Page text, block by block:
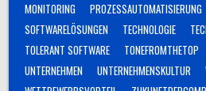
MONITORING
PROZESSAUTOMATISIERUNG
SOFTWARELÖSUNGEN
TECHNOLOGIE
TOLERANT SOFTWARE
TONEFROMTHETOP
UNTERNEHMEN
UNTERNEHMENSKULTUR